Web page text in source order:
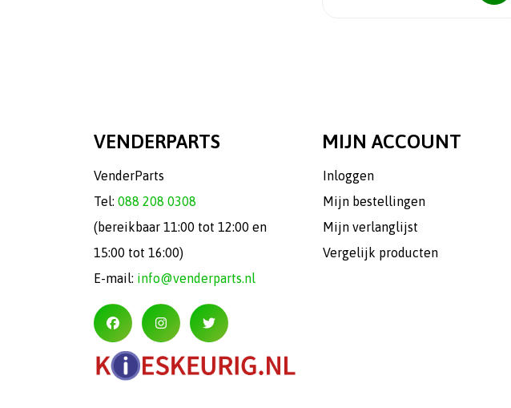
VENDERPARTS
VenderParts
Tel: 088 208 0308
(bereikbaar 11:00 tot 12:00 en
15:00 tot 16:00)
E-mail: info@venderparts.nl
MIJN ACCOUNT
Inloggen
Mijn bestellingen
Mijn verlanglijst
Vergelijk producten